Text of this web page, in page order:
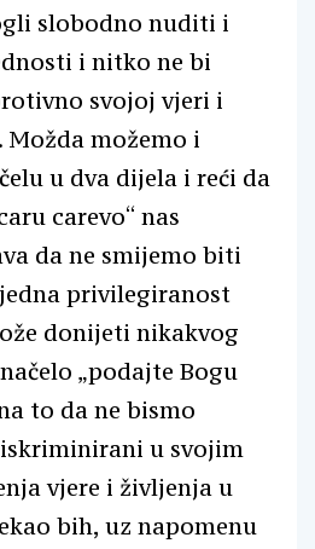
slobodno nuditi i
i nitko ne bi
svojoj vjeri i
možemo i
u dva dijela i reći da
carevo“ nas
da ne smijemo biti
privilegiranost
donijeti nikakvog
„podajte Bogu
to da ne bismo
u svojim
vjere i življenja u
bih, uz napomenu